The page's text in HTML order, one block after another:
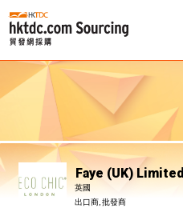
Faye (UK) Limited
英國
出口商, 批發商